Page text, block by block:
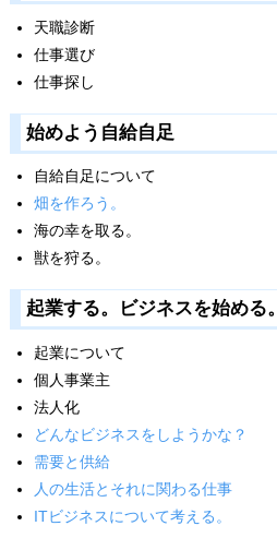
天職診断
仕事選び
仕事探し
始めよう自給自足
自給自足について
畑を作ろう。
海の幸を取る。
獣を狩る。
起業する。ビジネスを始める。
起業について
個人事業主
法人化
どんなビジネスをしようかな？
需要と供給
人の生活とそれに関わる仕事
ITビジネスについて考える。